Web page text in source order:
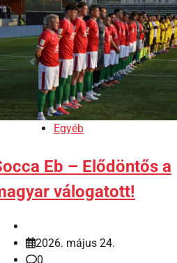
Egyéb
Eb – Elődöntős a
válogatott!
2026. május 24.
0